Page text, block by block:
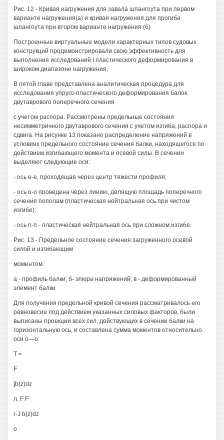
Рис. 12 - Кривая нагружения для завала шпангоута при первом
варианте нагружения(а) и кривая нагружения для прогиба
шпангоута при втором варианте нагружения (б)
Построенные виртуальные модели характерных типов судовых
конструкций продемонстрировали свою эффективность для
выполнения исследований I пластического деформирования в
широком диапазоне нагружения.
В пятой главе представлена аналитическая процедура для
исследования упруго-пластического деформирования балок
двутаврового поперечного сечения
с учетом распора. Рассмотрены предельные состояния
несимметричного двутаврового сечения с учетом изгиба, распора и
сдвига. На рисунке 13 показано распределение напряжений в
условиях предельного состояние сечения балки, находящегося по
действием изгибающего момента и осевой силы. В сечении
выделяют следующие оси:
- ось е-е, проходящая через центр тяжести профиля;
- ось о-о проведена через линию, делящую площадь поперечного
сечения пополам (пластическая нейтральная ось при чистом
изгибе);
- ось п-п - пластическая нейтральная ось при сложном изгибе.
Рис. 13 - Предельное состояние сечения загруженного осевой
силой и изгибающим
моментом:
а - профиль балки; б- эпюра напряжений; в - деформированный
элемент балки
Для получения предельной кривой сечения рассматривалось его
равновесие под действием указанных силовых факторов, были
выписаны проекции всех сил, действующих в сечении балки на
горизонтальную ось, и составлена сумма моментов относительно
оси о—о:
Т =
F
]b{z)dz
л, F F
r-J b{z)dz
o